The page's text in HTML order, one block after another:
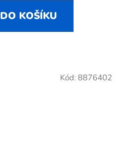
DO KOŠÍKU
Kód: 8876402